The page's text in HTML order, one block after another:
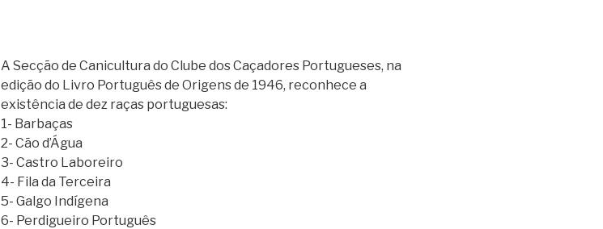
A Secção de Canicultura do Clube dos Caçadores Portugueses, na
edição do Livro Português de Origens de 1946, reconhece a
existência de dez raças portuguesas:
1- Barbaças
2- Cão d’Água
3- Castro Laboreiro
4- Fila da Terceira
5- Galgo Indígena
6- Perdigueiro Português